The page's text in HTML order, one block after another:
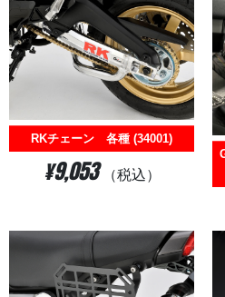
RKチェーン 各種 (34001)
¥9,053 （税込）